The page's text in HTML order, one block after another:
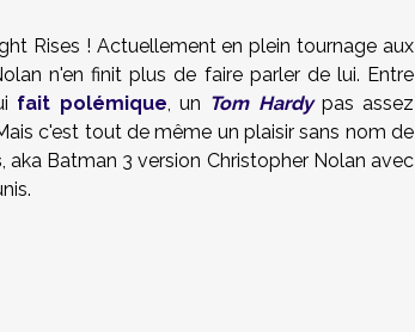
Rises ! Actuellement en plein tournage aux
n'en finit plus de faire parler de lui. Entre
fait polémique, un Tom Hardypas assez
c'est tout de même un plaisir sans nom de
, aka Batman 3 version Christopher Nolan avec